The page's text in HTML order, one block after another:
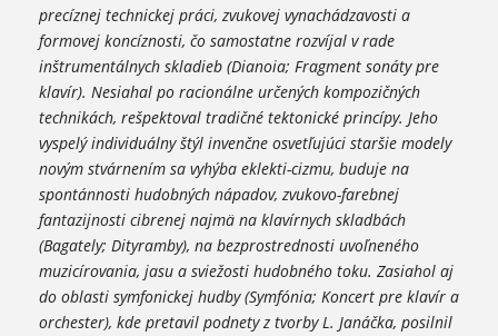
precíznej technickej práci, zvukovej vynachádzavosti a
formovej koncíznosti, čo samostatne rozvíjal v rade
inštrumentálnych skladieb (Dianoia; Fragment sonáty pre
klavír). Nesiahal po racionálne určených kompozičných
technikách, rešpektoval tradičné tektonické princípy. Jeho
vyspelý individuálny štýl invenčne osvetľujúci staršie modely
novým stvárnením sa vyhýba eklekti-cizmu, buduje na
spontánnosti hudobných nápadov, zvukovo-farebnej
fantazijnosti cibrenej najmä na klavírnych skladbách
(Bagately; Dityramby), na bezprostrednosti uvoľneného
muzicírovania, jasu a sviežosti hudobného toku. Zasiahol aj
do oblasti symfonickej hudby (Symfónia; Koncert pre klavír a
orchester), kde pretavil podnety z tvorby L. Janáčka, posilnil